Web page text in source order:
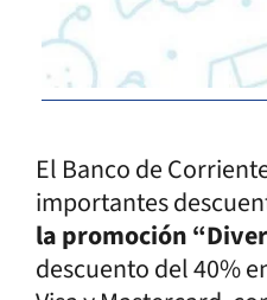
El Banco de
importantes
la promoción
descuento del 40%